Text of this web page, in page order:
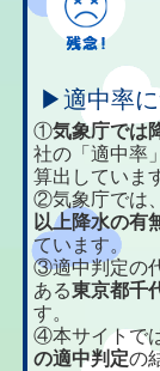
▶適中率
①気象庁では
社の「適中率
算出していま
②気象庁では
以上降水の有
ています。
③適中判定の
ある東京都千
す。
④本サイトで
の適中判定の